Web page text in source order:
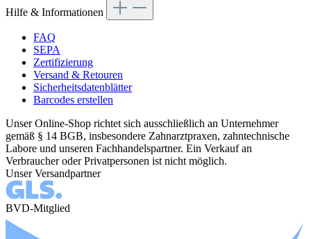
Hilfe & Informationen
FAQ
SEPA
Zertifizierung
Versand & Retouren
Sicherheitsdatenblätter
Barcodes erstellen
Unser Online-Shop richtet sich ausschließlich an Unternehmer
gemäß § 14 BGB, insbesondere Zahnarztpraxen, zahntechnische
Labore und unseren Fachhandelspartner. Ein Verkauf an
Verbraucher oder Privatpersonen ist nicht möglich.
Unser Versandpartner
BVD-Mitglied